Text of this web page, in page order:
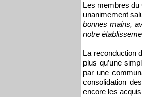
Les membres du
unanimement
bonnes mains,
notre
La reconduction
plus qu’une
par une
consolidation
encore les